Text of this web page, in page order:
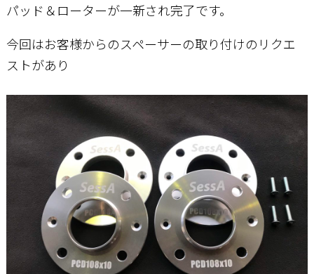
パッド＆ローターが一新され完了です。
今回はお客様からのスペーサーの取り付けのリクエ
ストがあり